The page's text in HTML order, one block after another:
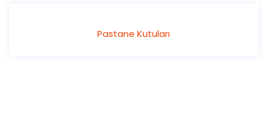
Pastane Kutuları